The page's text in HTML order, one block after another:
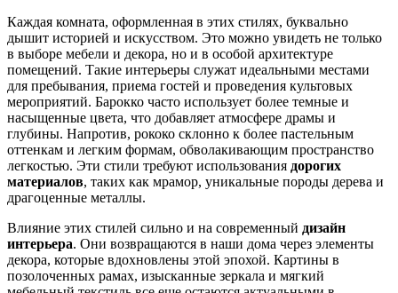
Каждая комната, оформленная в этих стилях, буквально
дышит историей и искусством. Это можно увидеть не только
в выборе мебели и декора, но и в особой архитектуре
помещений. Такие интерьеры служат идеальными местами
для пребывания, приема гостей и проведения культовых
мероприятий. Барокко часто использует более темные и
насыщенные цвета, что добавляет атмосфере драмы и
глубины. Напротив, рококо склонно к более пастельным
оттенкам и легким формам, обволакивающим пространство
легкостью. Эти стили требуют использования дорогих
материалов, таких как мрамор, уникальные породы дерева и
драгоценные металлы.
Влияние этих стилей сильно и на современный дизайн
интерьера. Они возвращаются в наши дома через элементы
декора, которые вдохновлены этой эпохой. Картины в
позолоченных рамах, изысканные зеркала и мягкий